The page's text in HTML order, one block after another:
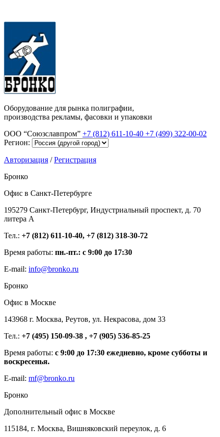
Оборудование для рынка полиграфии,
производства рекламы, фасовки и упаковки
ООО “Союзславпром” +7 (812) 611-10-40 +7 (499) 322-00-02
Регион:
Авторизация /Регистрация
Бронко
Офис в Санкт-Петербурге
195279 Санкт-Петербург, Индустриальный проспект, д. 70
литера А
Тел.: +7 (812) 611-10-40, +7 (812) 318-30-72
Время работы: пн.-пт.: с 9:00 до 17:30
E-mail: info@bronko.ru
Бронко
Офис в Москве
143968 г. Москва, Реутов, ул. Некрасова, дом 33
Тел.: +7 (495) 150-09-38 , +7 (905) 536-85-25
Время работы: с 9:00 до 17:30 ежедневно, кроме субботы и
воскресенья.
E-mail: mf@bronko.ru
Бронко
Дополнительный офис в Москве
115184, г. Москва, Вишняковский переулок, д. 6